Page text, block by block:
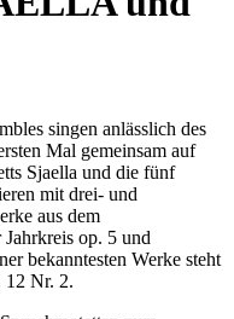
singen anlässlich des
Mal gemeinsam auf
Sjaella und die fünf
mit drei- und
aus dem
op. 5 und
bekanntesten Werke steht
12 Nr. 2.